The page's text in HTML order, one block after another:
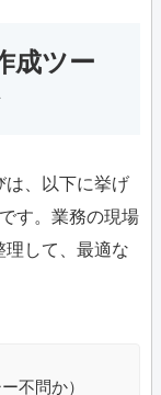
成ツー
は、以下に挙げ
す。業務の現場
理して、最適な
不問か）